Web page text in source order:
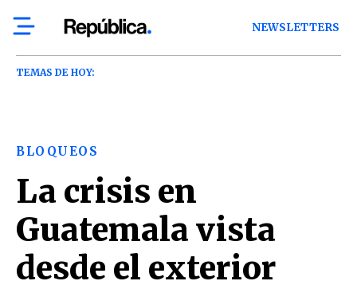
NEWSLETTERS
TEMAS DE HOY:
BLOQUEOS
La crisis en
Guatemala vista
desde el exterior